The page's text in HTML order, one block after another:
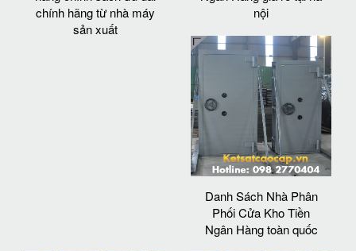
chính hãng từ nhà máy
sản xuất
nội
Danh Sách Nhà Phân
Phối Cửa Kho Tiền
Ngân Hàng toàn quốc